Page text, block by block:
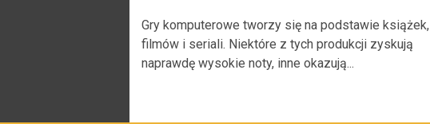
Gry komputerowe tworzy się na podstawie książek,
filmów i seriali. Niektóre z tych produkcji zyskują
naprawdę wysokie noty, inne okazują...